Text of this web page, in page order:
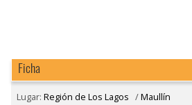
Ficha
Lugar: Región de Los Lagos /Maullín